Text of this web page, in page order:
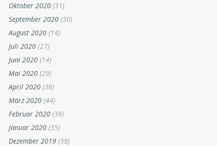
Oktober 2020 (31)
September 2020 (30)
August 2020 (14)
Juli 2020 (27)
Juni 2020 (14)
Mai 2020 (29)
April 2020 (36)
März 2020 (44)
Februar 2020 (39)
Januar 2020 (35)
Dezember 2019 (39)